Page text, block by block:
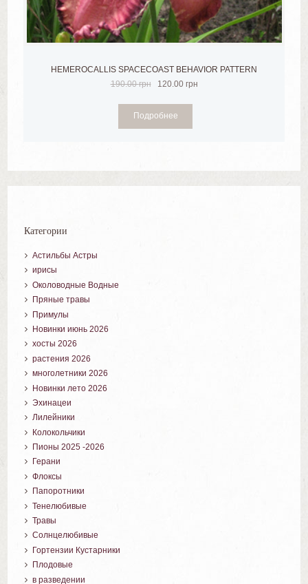
HEMEROCALLIS SPACECOAST BEHAVIOR PATTERN
190.00грн 120.00 грн
Подробнее
Категории
Астильбы Астры
ирисы
Околоводные Водные
Пряные травы
Примулы
Новинки июнь 2026
хосты 2026
растения 2026
многолетники 2026
Новинки лето 2026
Эхинацеи
Лилейники
Колокольчики
Пионы 2025 -2026
Герани
Флоксы
Папоротники
Тенелюбивые
Травы
Солнцелюбивые
Гортензии Кустарники
Плодовые
в разведении